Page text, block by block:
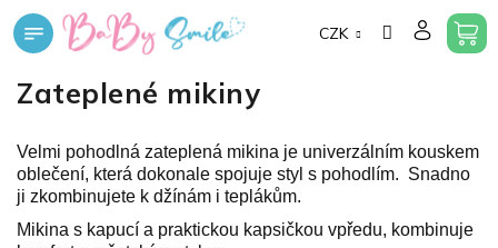
Přejít
na
CZK
Zateplené mikiny
Velmi pohodlná zateplená mikina je univerzálním kouskem
oblečení, která dokonale spojuje styl s pohodlím. Snadno
ji zkombinujete k džínám i teplákům.
Mikina s kapucí a praktickou kapsičkou vpředu, kombinuje